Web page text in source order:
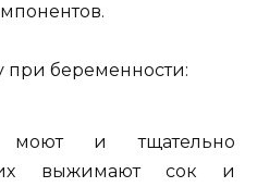
при беременности:
и тщательно
выжимают сок и